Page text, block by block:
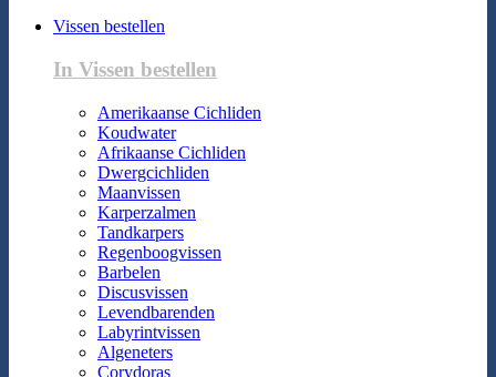
Vissen bestellen
In Vissen bestellen
Amerikaanse Cichliden
Koudwater
Afrikaanse Cichliden
Dwergcichliden
Maanvissen
Karperzalmen
Tandkarpers
Regenboogvissen
Barbelen
Discusvissen
Levendbarenden
Labyrintvissen
Algeneters
Corydoras